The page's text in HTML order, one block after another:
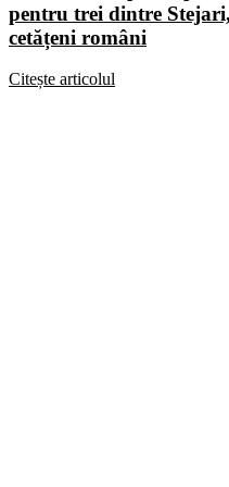
pentru trei dintre
cetățeni români
Citește articolul